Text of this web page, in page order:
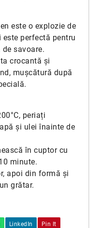
este o explozie de
perfectă pentru
savoare.
crocantă și
mușcătură după
periați
și ulei înainte de
în cuptor cu
minute.
apoi din formă și
grătar.
LinkedIn Pin It